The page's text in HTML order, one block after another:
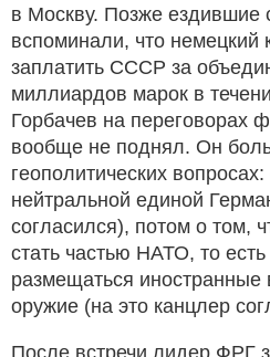
в Москву. Позже ездившие
вспоминали, что немецкий
заплатить СССР за
миллиардов марок в
Горбачев на переговорах
вообще не поднял. Он
геополитических
нейтральной единой
согласился), потом о том,
стать частью НАТО, то
размещаться иностранные
оружие (на это канцлер
После встречи лидер ФРГ